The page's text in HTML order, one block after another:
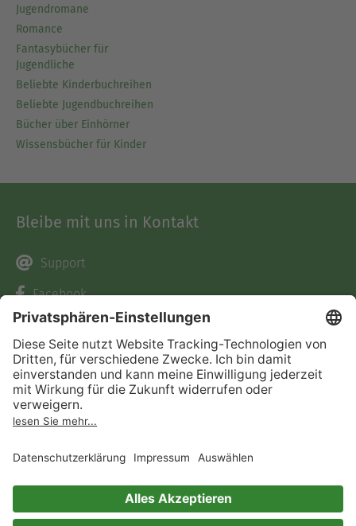
Jugendromane
Romance
Fantasybücher für
Jugendliche
Beliebte Kinderbuchreihen
Beliebte Jugendbuchreihen
Bücher über Einhörner
Wissensbücher für Kinder
Bleibe mit uns in Kontakt
Support
Facebook
Instagram
Pinterest
TikTok
Skoobe App
Jobs
Presse